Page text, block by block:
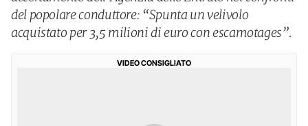
del popolare conduttore: “Spunta un velivolo
acquistato per 3,5 milioni di euro con escamotages”.
VIDEO CONSIGLIATO